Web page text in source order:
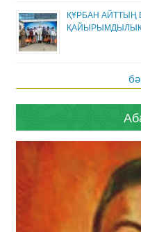
ҚҰРБАН АЙТТЫҢ